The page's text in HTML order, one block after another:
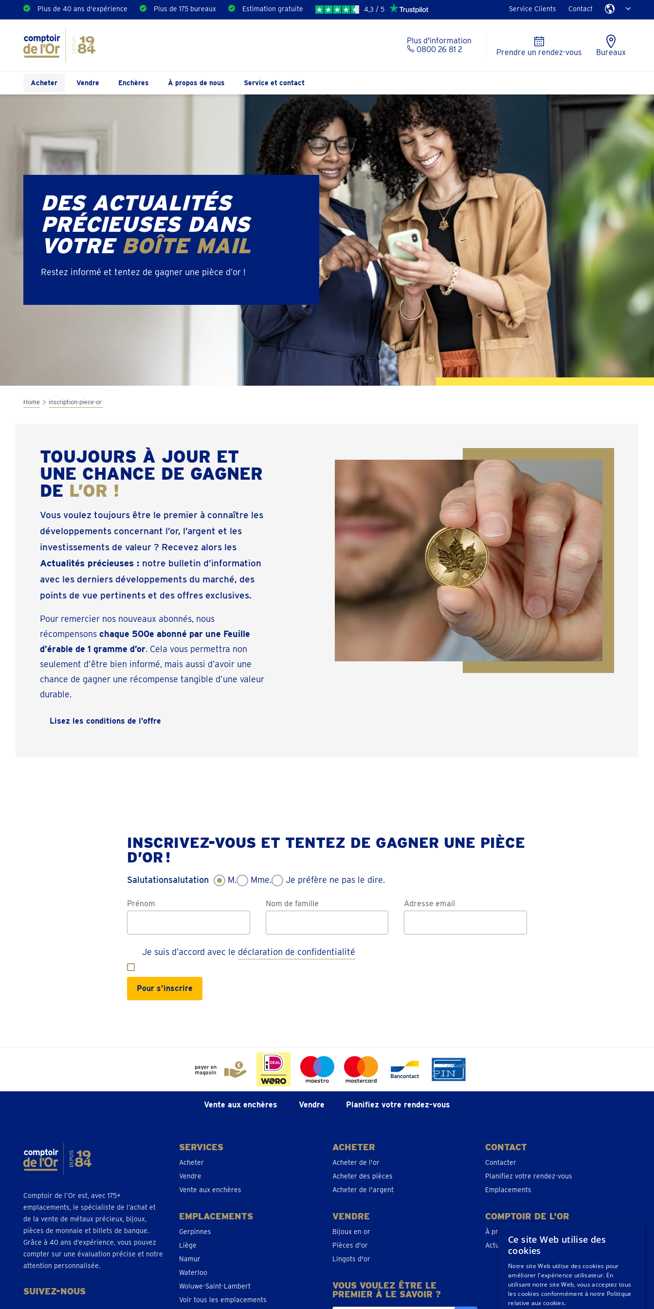
Plus de 40 ans d'expérience Plus de 175 bureaux Estimation gratuite 4,3 / 5 Service Clients Contact
Plus d'information
0800 26 81 2
Prendre un rendez-vous Bureaux
Acheter Vendre Enchères À propos de nous Service et contact
DES ACTUALITÉS
PRÉCIEUSES DANS
VOTRE BOÎTEMAIL
Restez informé et tentez de gagner une pièce d’or !
Home inscription-piece-or
TOUJOURS À JOUR ET
UNE CHANCE DE GAGNER
DE L’OR !
Vous voulez toujours être le premier à connaître les
développements concernant l’or, l’argent et les
investissements de valeur ? Recevez alors les
Actualités précieuses : notre bulletin d’information
avec les derniers développements du marché, des
points de vue pertinents et des offres exclusives.
Pour remercier nos nouveaux abonnés, nous
récompensons chaque 500e abonné par une Feuille
d’érable de 1 gramme d’or. Cela vous permettra non
seulement d’être bien informé, mais aussi d’avoir une
chance de gagner une récompense tangible d’une valeur
durable.
Lisez les conditions de l’offre
INSCRIVEZ-VOUS ET TENTEZ DE GAGNER UNE PIÈCE
D’OR !
Salutationsalutation M. Mme. Je préfère ne pas le dire.
Prénom Nom de famille Adresse email
Je suis d’accord avec le déclaration de confidentialité
Pour s’inscrire
Vente aux enchères Vendre Planifiez votre rendez-vous
Comptoir de l’Or est, avec 175+
emplacements, le spécialiste de l’achat et
de la vente de métaux précieux, bijoux,
pièces de monnaie et billets de banque.
Grâce à 40 ans d’expérience, vous pouvez
compter sur une évaluation précise et notre
attention personnalisée.
SUIVEZ-NOUS
SERVICES
Acheter
Vendre
Vente aux enchères
EMPLACEMENTS
Gerpinnes
Liège
Namur
Waterloo
Woluwe-Saint-Lambert
Voir tous les emplacements
ACHETER
Acheter de l'or
Acheter des pièces
Acheter de l'argent
VENDRE
Bijoux en or
Pièces d'or
Lingots d'or
VOUS VOULEZ ÊTRE LE
PREMIER À LE SAVOIR ?
CONTACT
Contacter
Planifiez votre rendez-vous
Emplacements
COMPTOIR DE L'OR
À propos de nous
ActualitésCe site Web utilise des
cookies
Notre site Web utilise des cookies pour
améliorer l'expérience utilisateur. En
utilisant notre site Web, vous acceptez tous
les cookies conformément à notre Politique
relative aux cookies.